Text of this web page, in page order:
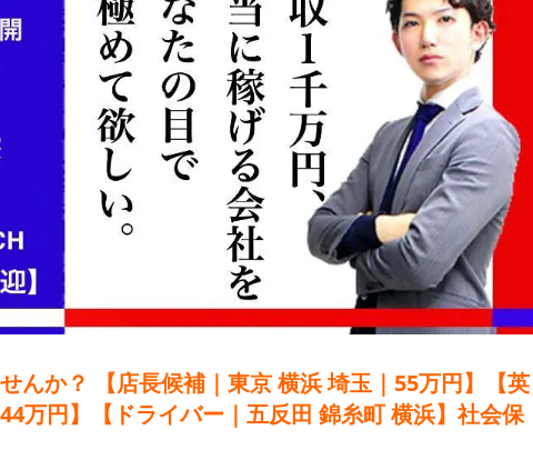
んか？ 【店長候補｜東京 横浜 埼玉｜55万円】【英
万円】【ドライバー｜五反田 錦糸町 横浜】社会保